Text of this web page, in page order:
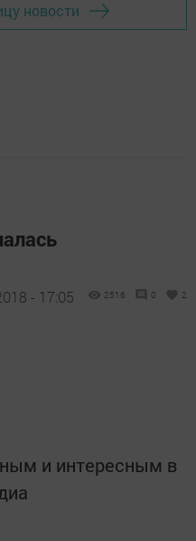
новости
- 17:05 2516 0 2
и интересным в